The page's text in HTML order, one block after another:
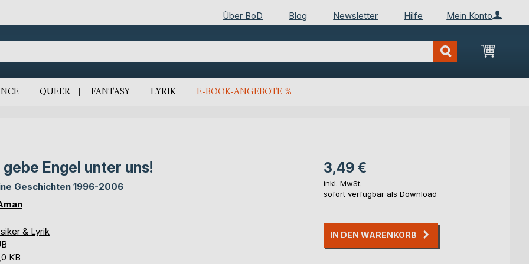
Mein Konto
Über BoD Blog Newsletter Hilfe
Mein
QUEER FANTASY LYRIK E-BOOK-ANGEBOTE %
gebe Engel unter uns!
Geschichten 1996-2006
& Lyrik
KB
3,49 €
inkl. MwSt.
sofort verfügbar als Download
IN DEN WARENKORB